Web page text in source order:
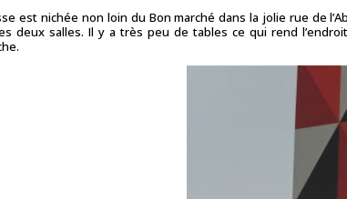
est nichée non loin du Bon marché dans la jolie rue de
deux salles. Il y a très peu de tables ce qui rend